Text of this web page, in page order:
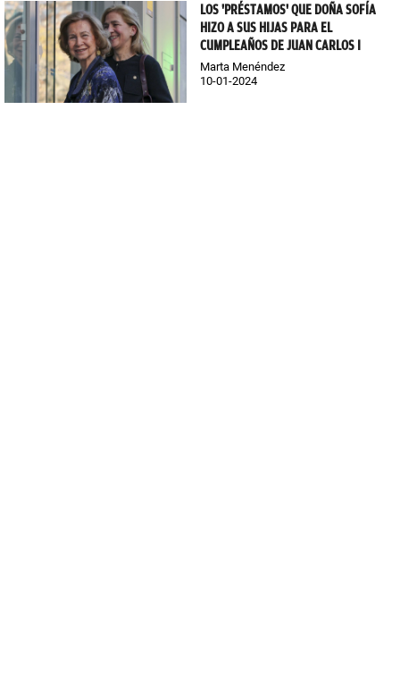
LOS 'PRÉSTAMOS' QUE DOÑA SOFÍA
HIZO A SUS HIJAS PARA EL
CUMPLEAÑOS DE JUAN CARLOS I
Marta Menéndez
10-01-2024